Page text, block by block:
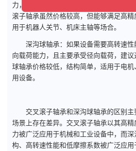
力，且同时承受径向和轴向载荷，建议选
滚子轴承虽然价格较高，但能够满足高
用于机器人关节、机床主轴等场合。
深沟球轴承：如果设备需要高转速性
向载荷能力，且主要承受径向载荷，建
球轴承价格较低，结构简单，适用于电
用设备。
交叉滚子轴承和深沟球轴承的区别主
场景上存在差异。交叉滚子轴承以其高
力被广泛应用于机械和工业设备中，而
构、高转速性能和低摩擦系数被广泛应